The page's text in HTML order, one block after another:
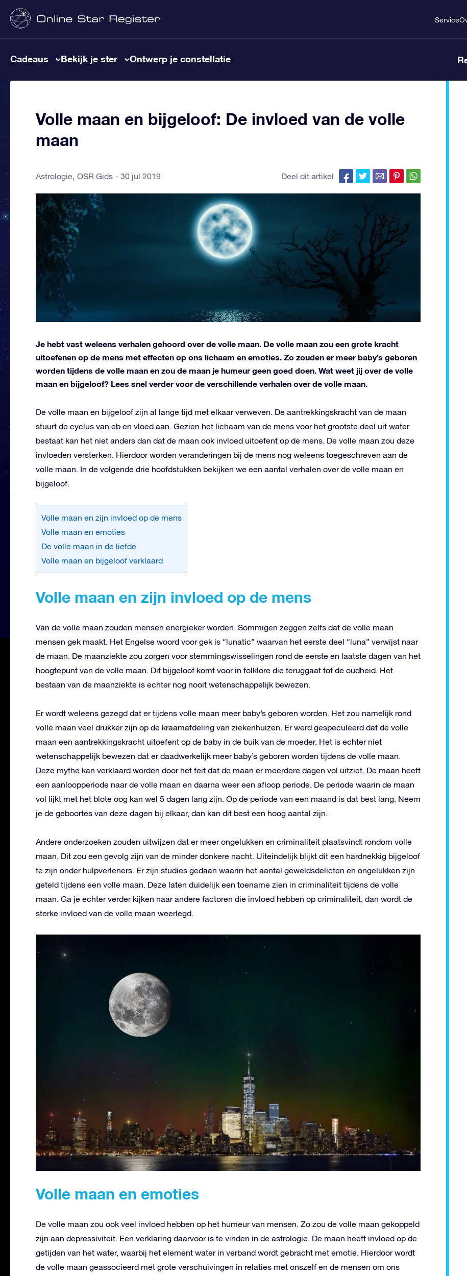
Service
Cadeaus Bekijk je ster Ontwerp je constellatie
Volle maan en bijgeloof: De invloed van de volle
maan
Astrologie OSR Gids 30 jul 2019 Deel dit artikel
Je hebt vast weleens verhalen gehoord over de volle maan. De volle maan zou een grote kracht
uitoefenen op de mens met effecten op ons lichaam en emoties. Zo zouden er meer baby’s geboren
worden tijdens de volle maan en zou de maan je humeur geen goed doen. Wat weet jij over de volle
maan en bijgeloof? Lees snel verder voor de verschillende verhalen over de volle maan.
De volle maan en bijgeloof zijn al lange tijd met elkaar verweven. De aantrekkingskracht van de maan
stuurt de cyclus van eb en vloed aan. Gezien het lichaam van de mens voor het grootste deel uit water
bestaat kan het niet anders dan dat de maan ook invloed uitoefent op de mens. De volle maan zou deze
invloeden versterken. Hierdoor worden veranderingen bij de mens nog weleens toegeschreven aan de
volle maan. In de volgende drie hoofdstukken bekijken we een aantal verhalen over de volle maan en
bijgeloof.
Volle maan en zijn invloed op de mens
Volle maan en emoties
De volle maan in de liefde
Volle maan en bijgeloof verklaard
Volle maan en zijn invloed op de mens
Van de volle maan zouden mensen energieker worden. Sommigen zeggen zelfs dat de volle maan
mensen gek maakt. Het Engelse woord voor gek is “lunatic” waarvan het eerste deel “luna” verwijst naar
de maan. De maanziekte zou zorgen voor stemmingswisselingen rond de eerste en laatste dagen van het
hoogtepunt van de volle maan. Dit bijgeloof komt voor in folklore die teruggaat tot de oudheid. Het
bestaan van de maanziekte is echter nog nooit wetenschappelijk bewezen.
Er wordt weleens gezegd dat er tijdens volle maan meer baby’s geboren worden. Het zou namelijk rond
volle maan veel drukker zijn op de kraamafdeling van ziekenhuizen. Er werd gespeculeerd dat de volle
maan een aantrekkingskracht uitoefent op de baby in de buik van de moeder. Het is echter niet
wetenschappelijk bewezen dat er daadwerkelijk meer baby’s geboren worden tijdens de volle maan.
Deze mythe kan verklaard worden door het feit dat de maan er meerdere dagen vol uitziet. De maan heeft
een aanloopperiode naar de volle maan en daarna weer een afloop periode. De periode waarin de maan
vol lijkt met het blote oog kan wel 5 dagen lang zijn. Op de periode van een maand is dat best lang. Neem
je de geboortes van deze dagen bij elkaar, dan kan dit best een hoog aantal zijn.
Andere onderzoeken zouden uitwijzen dat er meer ongelukken en criminaliteit plaatsvindt rondom volle
maan. Dit zou een gevolg zijn van de minder donkere nacht. Uiteindelijk blijkt dit een hardnekkig bijgeloof
te zijn onder hulpverleners. Er zijn studies gedaan waarin het aantal geweldsdelicten en ongelukken zijn
geteld tijdens een volle maan. Deze laten duidelijk een toename zien in criminaliteit tijdens de volle
maan. Ga je echter verder kijken naar andere factoren die invloed hebben op criminaliteit, dan wordt de
sterke invloed van de volle maan weerlegd.
Volle maan en emoties
De volle maan zou ook veel invloed hebben op het humeur van mensen. Zo zou de volle maan gekoppeld
zijn aan depressiviteit. Een verklaring daarvoor is te vinden in de astrologie. De maan heeft invloed op de
getijden van het water, waarbij het element water in verband wordt gebracht met emotie. Hierdoor wordt
de volle maan geassocieerd met grote verschuivingen in relaties met onszelf en de mensen om ons